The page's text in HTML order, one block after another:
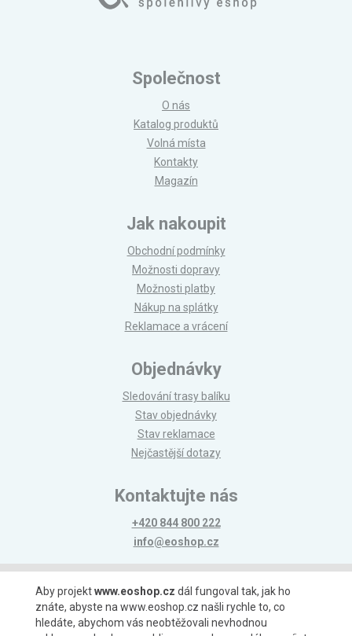
Společnost
O nás
Katalog produktů
Volná místa
Kontakty
Magazín
Jak nakoupit
Obchodní podmínky
Možnosti dopravy
Možnosti platby
Nákup na splátky
Reklamace a vrácení
Objednávky
Sledování trasy balíku
Stav objednávky
Stav reklamace
Nejčastější dotazy
Kontaktujte nás
+420 844 800 222
info@eoshop.cz
Možnosti platby
Aby projektwww.eoshop.cz dál fungoval tak, jak ho
znáte, abyste na www.eoshop.cz našli rychle to, co
hledáte, abychom vás neobtěžovali nevhodnou